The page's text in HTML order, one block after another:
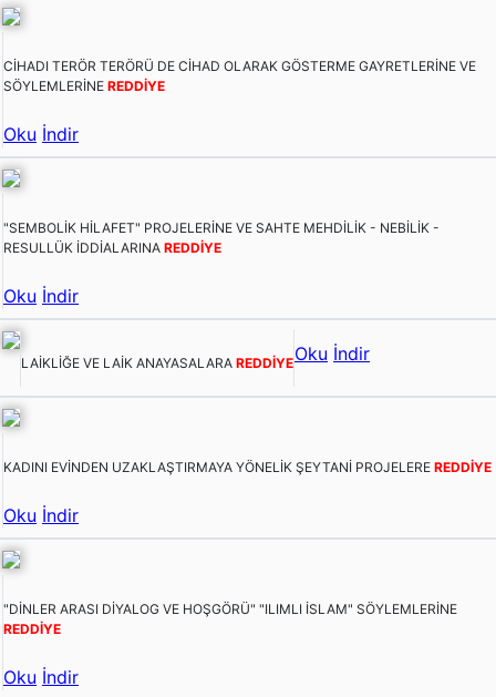
CİHADI TERÖR TERÖRÜ DE CİHAD OLARAK GÖSTERME GAYRETLERİNE VE
SÖYLEMLERİNE REDDİYE
Oku İndir
"SEMBOLİK HİLAFET" PROJELERİNE VE SAHTE MEHDİLİK - NEBİLİK -
RESULLÜK İDDİALARINA REDDİYE
Oku İndir
LAİKLİĞE VE LAİK ANAYASALARA REDDİYEOku İndir
KADINI EVİNDEN UZAKLAŞTIRMAYA YÖNELİK ŞEYTANİ PROJELERE REDDİYE
Oku İndir
"DİNLER ARASI DİYALOG VE HOŞGÖRÜ" "ILIMLI İSLAM" SÖYLEMLERİNE
REDDİYE
Oku İndir